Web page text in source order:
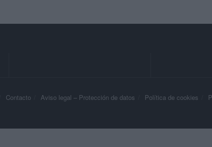
Contacto Aviso legal – Protección de datos Política de cookies